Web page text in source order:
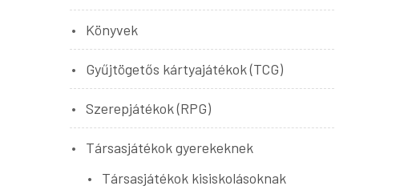
Könyvek
Gyűjtögetős kártyajátékok (TCG)
Szerepjátékok (RPG)
Társasjátékok gyerekeknek
Társasjátékok kisiskolásoknak